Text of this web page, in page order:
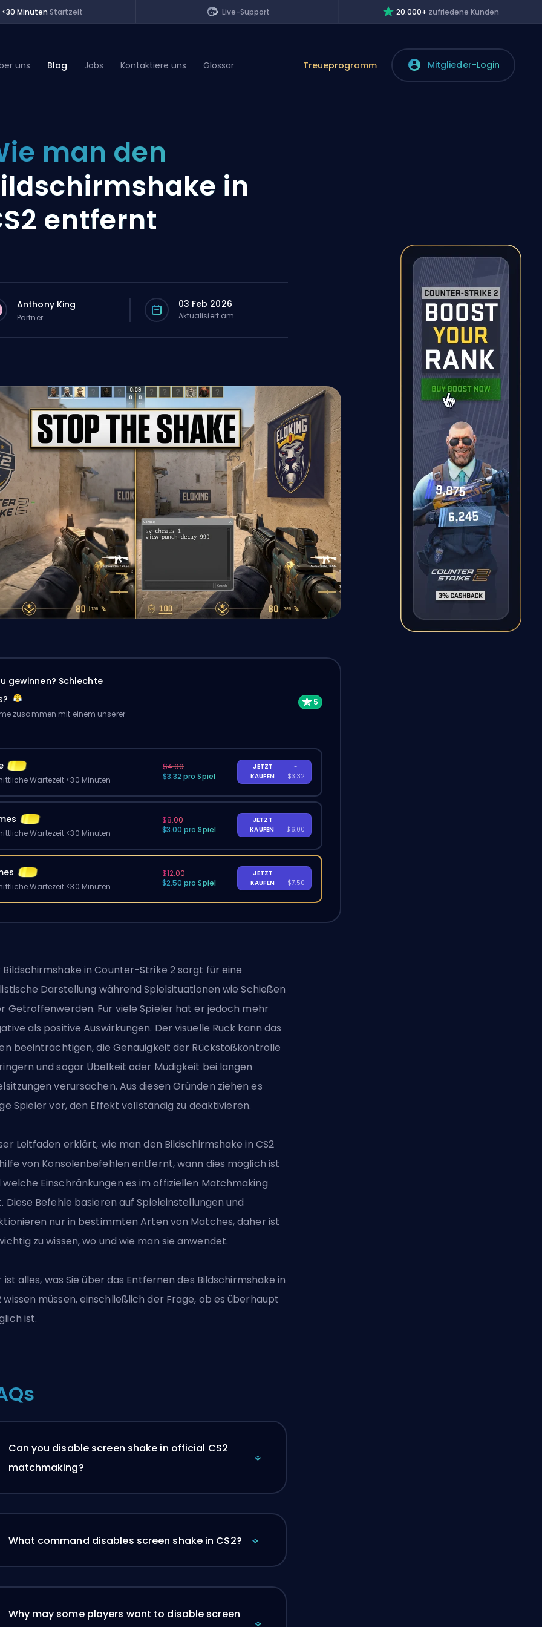
<30 Minuten Startzeit Live-Support 20.000+ zufriedene Kunden
uns Blog Jobs Kontaktiere uns Glossar Treueprogramm Mitglieder-Login
man den
in
entfernt
Anthony King
Partner
03 Feb 2026
Aktualisiert am
gewinnen? Schlechte
zusammen mit einem unserer
Wartezeit <30 Minuten
$4.00
$3.32 pro Spiel
JETZT
KAUFEN
-
$3.32
Wartezeit <30 Minuten
$8.00
$3.00 pro Spiel
JETZT
KAUFEN
-
$6.00
Wartezeit <30 Minuten
$12.00
$2.50 pro Spiel
JETZT
KAUFEN
-
$7.50
Bildschirmshake in Counter-Strike 2 sorgt für eine
Darstellung während Spielsituationen wie Schießen
Getroffenwerden. Für viele Spieler hat er jedoch mehr
als positive Auswirkungen. Der visuelle Ruck kann das
beeinträchtigen, die Genauigkeit der Rückstoßkontrolle
und sogar Übelkeit oder Müdigkeit bei langen
verursachen. Aus diesen Gründen ziehen es
Spieler vor, den Effekt vollständig zu deaktivieren.
Leitfaden erklärt, wie man den Bildschirmshake in CS2
von Konsolenbefehlen entfernt, wann dies möglich ist
welche Einschränkungen es im offiziellen Matchmaking
Diese Befehle basieren auf Spieleinstellungen und
nur in bestimmten Arten von Matches, daher ist
zu wissen, wo und wie man sie anwendet.
ist alles, was Sie über das Entfernen des Bildschirmshake in
wissen müssen, einschließlich der Frage, ob es überhaupt
ist.
Can you disable screen shake in official CS2
matchmaking?
What command disables screen shake in CS2?
Why may some players want to disable screen